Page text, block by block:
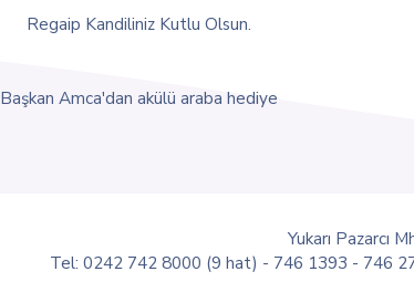
Regaip Kandiliniz Kutlu Olsun.
Başkan Amca'dan akülü araba hediye
Yukarı Pazarcı
Tel: 0242 742 8000 (9 hat) - 746 1393 - 746